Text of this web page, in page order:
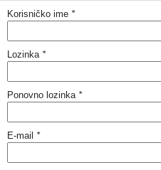
Korisničko ime *
Lozinka *
Ponovno lozinka *
E-mail *